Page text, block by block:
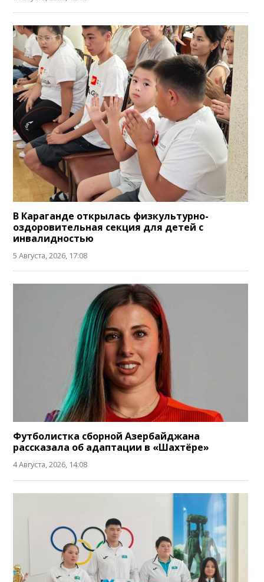
В Караганде открылась физкультурно-
оздоровительная секция для детей с
инвалидностью
5 Августа, 2026, 17:08
Футболистка сборной Азербайджана
рассказала об адаптации в «Шахтёре»
4 Августа, 2026, 14:08